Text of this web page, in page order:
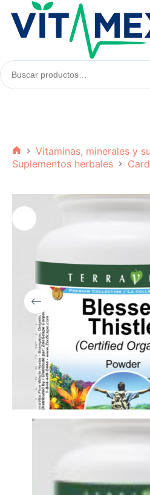
contenido
Buscar
productos:
Inicio
Vitaminas, minerales y
Suplementos herbales